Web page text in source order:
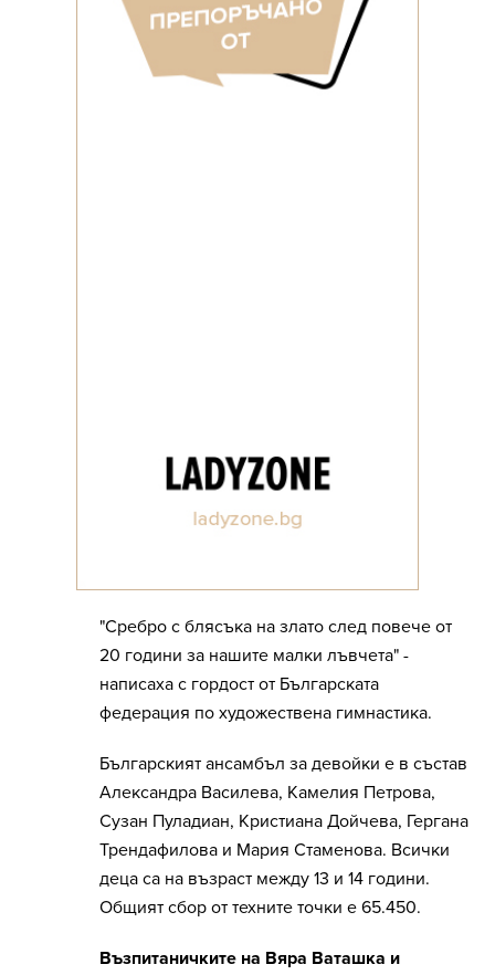
"Сребро с блясъка на злато след повече от
20 години за нашите малки лъвчета" -
написаха с гордост от Българската
федерация по художествена гимнастика.
Българският ансамбъл за девойки е в състав
Александра Василева, Камелия Петрова,
Сузан Пуладиан, Кристиана Дойчева, Гергана
Трендафилова и Мария Стаменова. Всички
деца са на възраст между 13 и 14 години.
Общият сбор от техните точки е 65.450.
Възпитаничките на Вяра Ваташка и